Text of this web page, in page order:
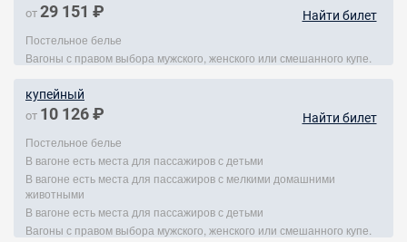
от 29 151 ₽ Найти билет
Постельное белье
Вагоны с правом выбора мужского, женского или смешанного купе.
купейный
от 10 126 ₽ Найти билет
Постельное белье
В вагоне есть места для пассажиров с детьми
В вагоне есть места для пассажиров с мелкими домашними
животными
В вагоне есть места для пассажиров с детьми
Вагоны с правом выбора мужского, женского или смешанного купе.